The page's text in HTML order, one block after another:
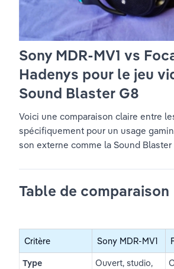
Sony MDR-MV1 vs
Hadenys pour le jeu
Sound Blaster G8
Voici une comparaison claire entre
spécifiquement pour un usage
son externe comme la Sound Blaster
Table de comparaison
Critère Sony MDR-MV1
Type
Ouvert, studio,